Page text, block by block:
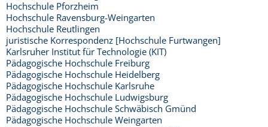
Hochschule Pforzheim
Hochschule Ravensburg-Weingarten
Hochschule Reutlingen
juristische Korrespondenz [Hochschule Furtwangen]
Karlsruher Institut für Technologie (KIT)
Pädagogische Hochschule Freiburg
Pädagogische Hochschule Heidelberg
Pädagogische Hochschule Karlsruhe
Pädagogische Hochschule Ludwigsburg
Pädagogische Hochschule Schwäbisch Gmünd
Pädagogische Hochschule Weingarten